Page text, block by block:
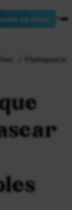
un devis
Madagascar